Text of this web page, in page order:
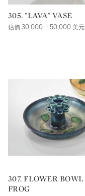
305. "LAVA" VASE
估價 30,000 – 50,000 美元
307. FLOWER BOWL AND
FROG